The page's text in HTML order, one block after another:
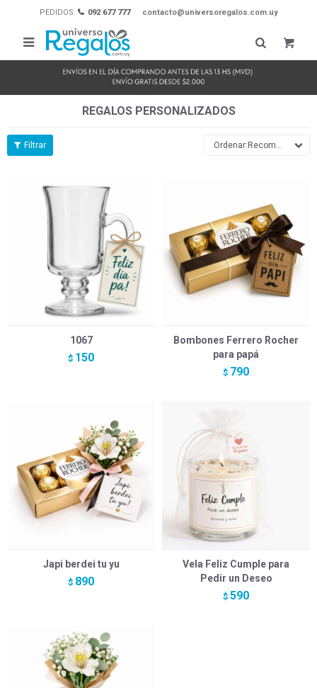
PEDIDOS: 092 677 777 contacto@universoregalos.com.uy

REGALOS PERSONALIZADOS
Recomendados
1067
$ 150
Bombones Ferrero Rocher
para papá
$ 790
Japi berdei tu yu
$ 890
Vela Feliz Cumple para
Pedir un Deseo
$ 590